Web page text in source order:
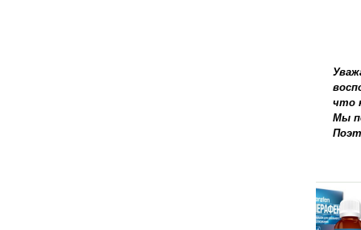
что
Мы